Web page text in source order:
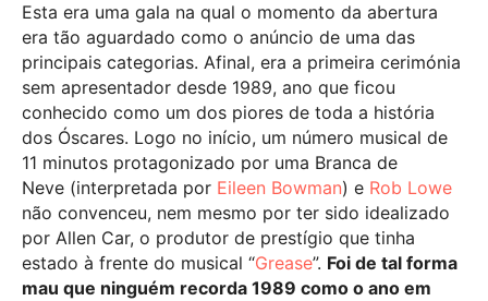
Esta era uma gala na qual o momento da abertura
era tão aguardado como o anúncio de uma das
principais categorias. Afinal, era a primeira cerimónia
sem apresentador desde 1989, ano que ficou
conhecido como um dos piores de toda a história
dos Óscares. Logo no início, um número musical de
11 minutos protagonizado por uma Branca de
Neve (interpretada por Eileen Bowman) e Rob Lowe
não convenceu, nem mesmo por ter sido idealizado
por Allen Car, o produtor de prestígio que tinha
estado à frente do musical “Grease”. Foi de tal forma
mau que ninguém recorda 1989 como o ano em